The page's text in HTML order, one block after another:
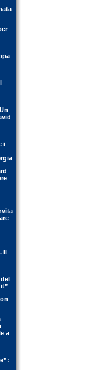
i
Il
a